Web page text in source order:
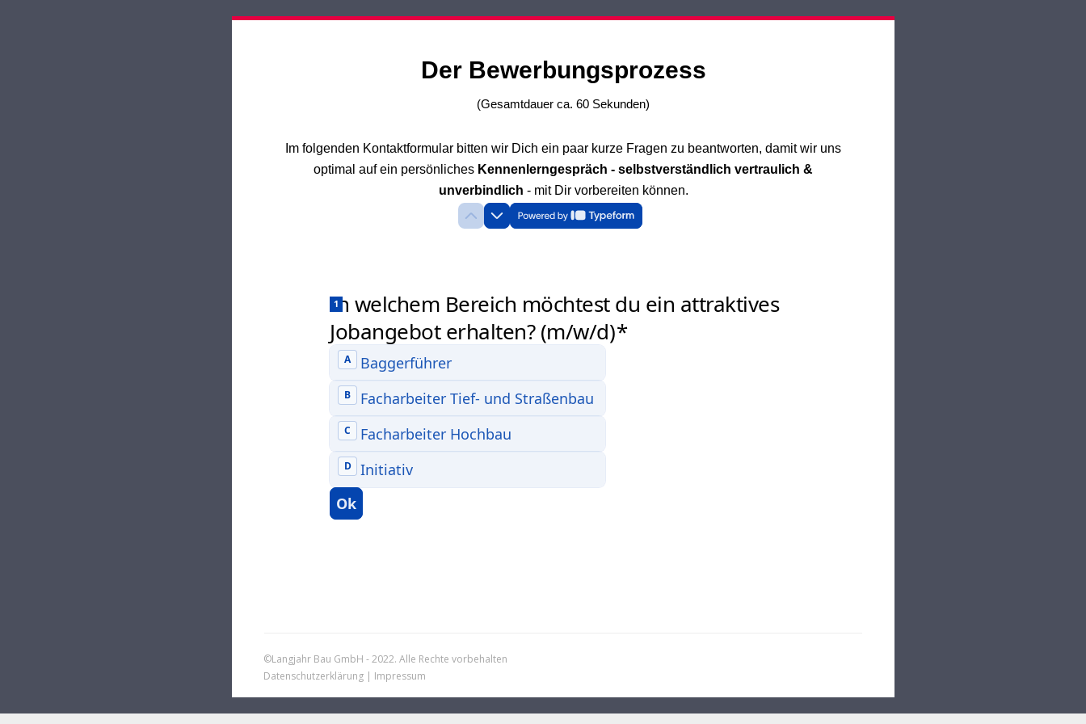
Der Bewerbungsprozess
(Gesamtdauer ca. 60 Sekunden)
Im folgenden Kontaktformular bitten wir Dich ein paar kurze Fragen zu beantworten, damit wir uns
optimal auf ein persönliches Kennenlerngespräch - selbstverständlich vertraulich &
unverbindlich - mit Dir vorbereiten können.
©Langjahr Bau GmbH - 2022. Alle Rechte vorbehalten
Datenschutzerklärung | Impressum